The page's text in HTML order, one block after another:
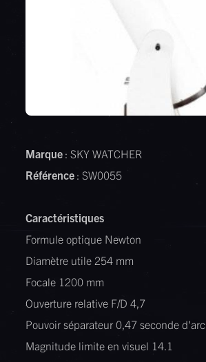
Marque : SKY WATCHER
Référence : SW0055
Caractéristiques
Formule optique Newton
Diamètre utile 254 mm
Focale 1200 mm
Ouverture relative F/D 4,7
Pouvoir séparateur 0,47 seconde d'arc
Magnitude limite en visuel 14.1